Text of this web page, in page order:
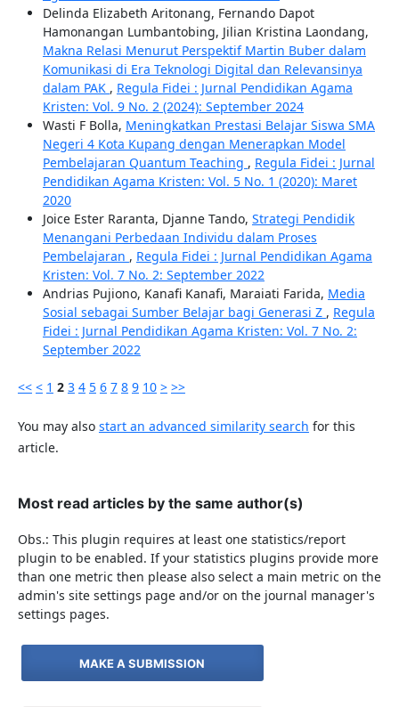
Delinda Elizabeth Aritonang, Fernando Dapot
Hamonangan Lumbantobing, Jilian Kristina Laondang,
Makna Relasi Menurut Perspektif Martin Buber dalam
Komunikasi di Era Teknologi Digital dan Relevansinya
dalam PAK , Regula Fidei : Jurnal Pendidikan Agama
Kristen: Vol. 9 No. 2 (2024): September 2024
Wasti F Bolla, Meningkatkan Prestasi Belajar Siswa SMA
Negeri 4 Kota Kupang dengan Menerapkan Model
Pembelajaran Quantum Teaching , Regula Fidei : Jurnal
Pendidikan Agama Kristen: Vol. 5 No. 1 (2020): Maret
2020
Joice Ester Raranta, Djanne Tando, Strategi Pendidik
Menangani Perbedaan Individu dalam Proses
Pembelajaran , Regula Fidei : Jurnal Pendidikan Agama
Kristen: Vol. 7 No. 2: September 2022
Andrias Pujiono, Kanafi Kanafi, Maraiati Farida, Media
Sosial sebagai Sumber Belajar bagi Generasi Z , Regula
Fidei : Jurnal Pendidikan Agama Kristen: Vol. 7 No. 2:
September 2022
<< < 1 2 3 4 5 6 7 8 9 10 > >>
You may also start an advanced similarity search for this
article.
Most read articles by the same author(s)
Obs.: This plugin requires at least one statistics/report
plugin to be enabled. If your statistics plugins provide more
than one metric then please also select a main metric on the
admin's site settings page and/or on the journal manager's
settings pages.
MAKE A SUBMISSION